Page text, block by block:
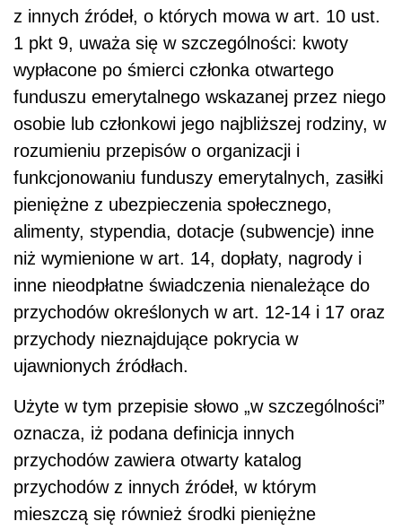
z innych źródeł, o których mowa w art. 10 ust.
1 pkt 9, uważa się w szczególności: kwoty
wypłacone po śmierci członka otwartego
funduszu emerytalnego wskazanej przez niego
osobie lub członkowi jego najbliższej rodziny, w
rozumieniu przepisów o organizacji i
funkcjonowaniu funduszy emerytalnych, zasiłki
pieniężne z ubezpieczenia społecznego,
alimenty, stypendia, dotacje (subwencje) inne
niż wymienione w art. 14, dopłaty, nagrody i
inne nieodpłatne świadczenia nienależące do
przychodów określonych w art. 12-14 i 17 oraz
przychody nieznajdujące pokrycia w
ujawnionych źródłach.
Użyte w tym przepisie słowo „w szczególności”
oznacza, iż podana definicja innych
przychodów zawiera otwarty katalog
przychodów z innych źródeł, w którym
mieszczą się również środki pieniężne